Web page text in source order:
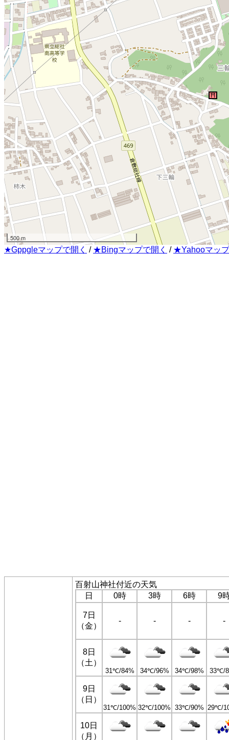
500 m
★Gppgleマップで開く / ★Bingマップで開く / ★Yahooマッ
百射山神社付近の天気
日
0時 3時 6時 9
7日
（金）
- - - -
8日
（土）
31℃/84% 34℃/96% 34℃/98% 33℃/
9日
（日）
31℃/100% 32℃/100% 33℃/90% 29℃/
10日
（月）